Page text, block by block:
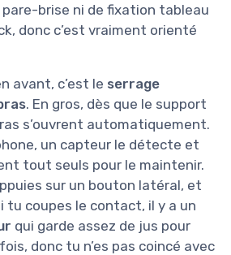
brise ni de fixation tableau
donc c’est vraiment orienté
avant, c’est le serrage
. En gros, dès que le support
s’ouvrent automatiquement.
un capteur le détecte et
tout seuls pour le maintenir.
sur un bouton latéral, et
tu coupes le contact, il y a un
qui garde assez de jus pour
donc tu n’es pas coincé avec